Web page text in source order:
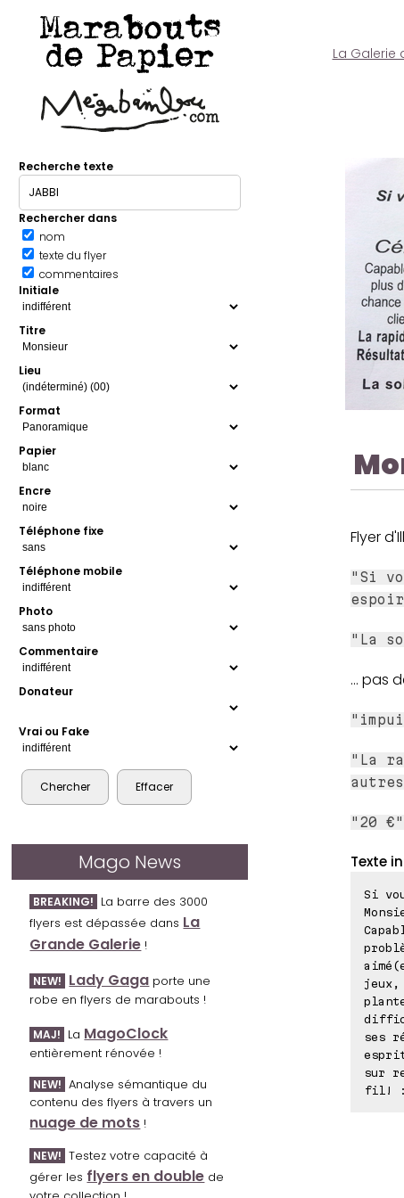
Marabouts
de Papier
Recherche texte
Rechercher dans
nom
texte du flyer
commentaires
Initiale
Titre
Lieu
Format
Papier
Encre
Téléphone fixe
Téléphone mobile
Photo
Commentaire
Donateur
Vrai ou Fake
Mago News
BREAKING! La barre des 3000
flyers est dépassée dans La
Grande Galerie !
NEW! Lady Gaga porte une
robe en flyers de marabouts !
MAJ! La MagoClock
entièrement rénovée !
NEW! Analyse sémantique du
contenu des flyers à travers un
nuage de mots !
NEW! Testez votre capacité à
gérer les flyers en double de
La Galerie
Flyer
"Si
"La
... pas
"La
"20 €"
Texte
Si
jeux,
ses
sur
fil! :